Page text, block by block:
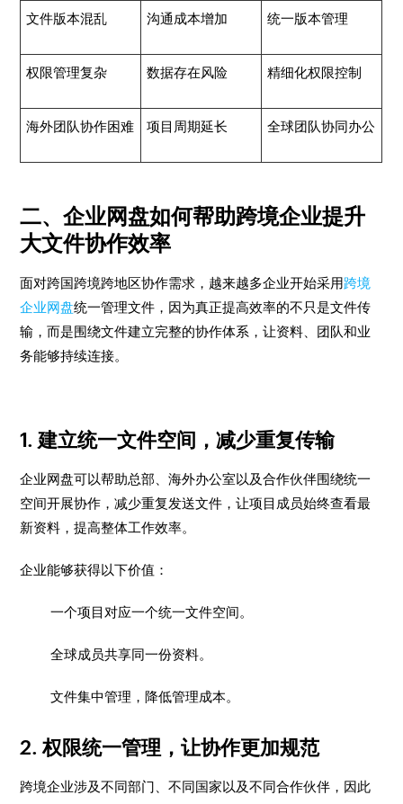
文件版本混乱 沟通成本增加 统一版本管理
权限管理复杂 数据存在风险 精细化权限控制
海外团队协作困难 项目周期延长 全球团队协同办公
二、企业网盘如何帮助跨境企业提升
大文件协作效率
面对跨国跨境跨地区协作需求，越来越多企业开始采用跨境
企业网盘统一管理文件，因为真正提高效率的不只是文件传
输，而是围绕文件建立完整的协作体系，让资料、团队和业
务能够持续连接。
1. 建立统一文件空间，减少重复传输
企业网盘可以帮助总部、海外办公室以及合作伙伴围绕统一
空间开展协作，减少重复发送文件，让项目成员始终查看最
新资料，提高整体工作效率。
企业能够获得以下价值：
一个项目对应一个统一文件空间。
全球成员共享同一份资料。
文件集中管理，降低管理成本。
2. 权限统一管理，让协作更加规范
跨境企业涉及不同部门、不同国家以及不同合作伙伴，因此